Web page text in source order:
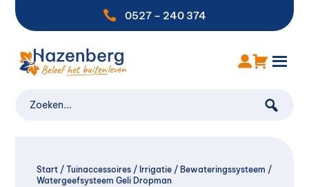
 0527 – 240 374
Start/ Tuinaccessoires/ Irrigatie/ Bewateringssysteem /
Watergeefsysteem Geli Dropman